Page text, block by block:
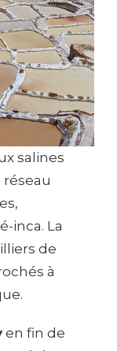
salines
réseau
inca. La
de
à
en fin de